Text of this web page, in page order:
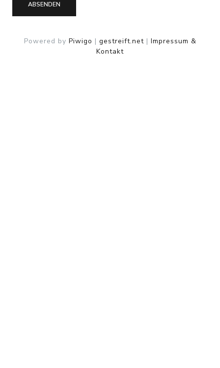
ABSENDEN
Powered by Piwigo | gestreift.net| Impressum &
Kontakt